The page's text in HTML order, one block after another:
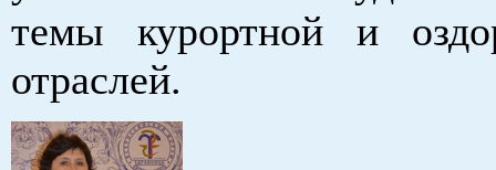
темы курортной и
отраслей.